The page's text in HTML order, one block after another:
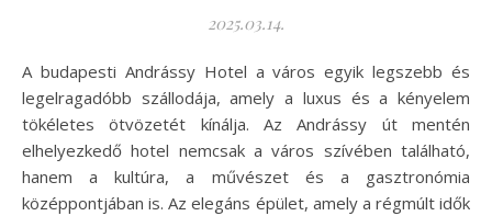
2025.03.14.
A budapesti Andrássy Hotel a város egyik legszebb és
legelragadóbb szállodája, amely a luxus és a kényelem
tökéletes ötvözetét kínálja. Az Andrássy út mentén
elhelyezkedő hotel nemcsak a város szívében található,
hanem a kultúra, a művészet és a gasztronómia
középpontjában is. Az elegáns épület, amely a régmúlt idők